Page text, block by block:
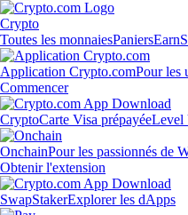
Crypto
Toutes les monnaiesPaniersEarn
Application Crypto.comPour les
Commencer
CryptoCarte Visa prépayéeLevel
OnchainPour les passionnés de
Obtenir l'extension
SwapStakerExplorer les dApps